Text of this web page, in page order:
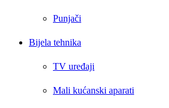
Punjači
Bijela tehnika
TV uređaji
Mali kućanski aparati